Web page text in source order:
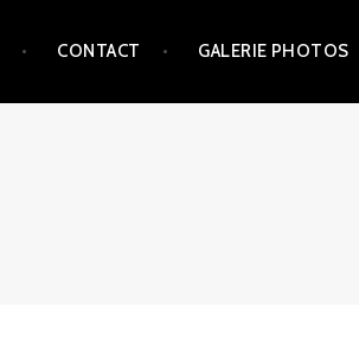
CONTACT GALERIE PHOTOS